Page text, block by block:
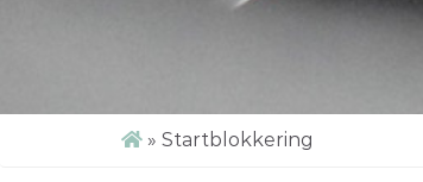
» Startblokkering